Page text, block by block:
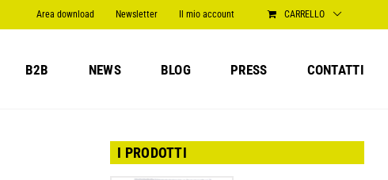
Area download Newsletter Il mio account CARRELLO
B2B NEWS BLOG PRESS CONTATTI
I PRODOTTI